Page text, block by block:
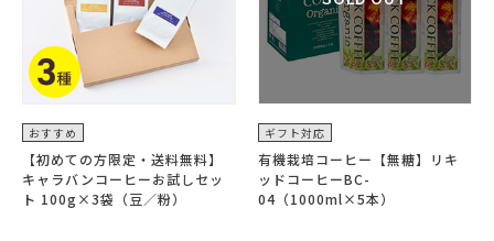
おすすめ
【初めての方限定・送料無料】
キャラバンコーヒーお試しセッ
ト 100g×3袋（豆／粉）
ギフト対応
有機栽培コーヒー【無糖】リキ
ッドコーヒーBC-
04（1000ml×5本）